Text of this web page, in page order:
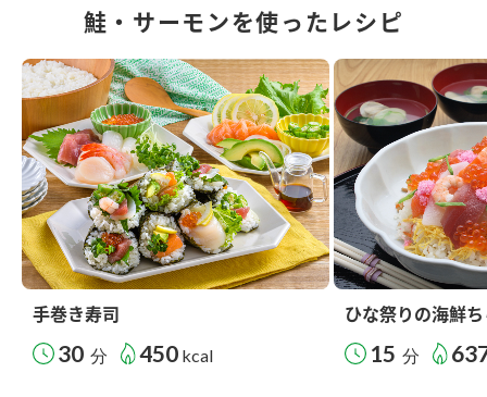
鮭・サーモンを使ったレシピ
手巻き寿司
30 分 450 kcal
ひな祭りの海鮮
15 分